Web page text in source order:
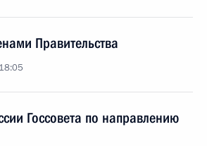
Правительства
Госсовета по направлению